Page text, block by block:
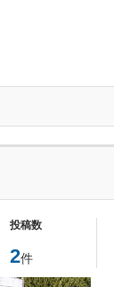
投稿数
2件